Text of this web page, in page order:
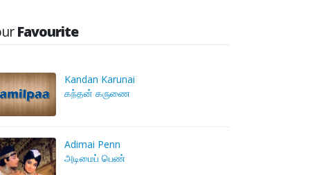
Favourite
Kandan Karunai
கந்தன் கருணை
Adimai Penn
அடிமைப் பெண்